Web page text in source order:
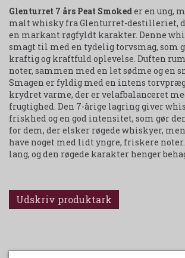
Glenturret 7 års Peat Smokeder en ung,
malt whisky fra Glenturret-destilleriet,
en markant røgfyldt karakter. Denne
smagt til med en tydelig torvsmag, som
kraftig og kraftfuld oplevelse. Duften
noter, sammen med en let sødme og en
Smagen er fyldig med en intens
krydret varme, der er velafbalanceret
frugtighed. Den 7-årige lagring giver
friskhed og en god intensitet, som gør
for dem, der elsker røgede whiskyer,
have noget med lidt yngre, friskere
lang, og den røgede karakter henger
Udskriv produktark